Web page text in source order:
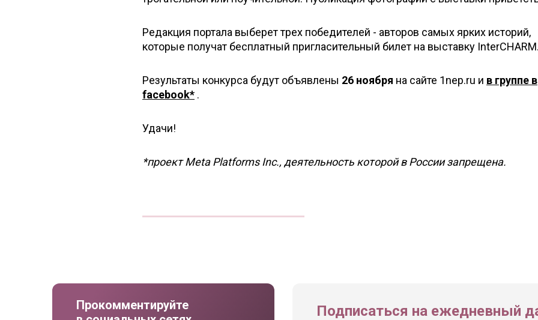
Редакция портала выберет трех победителей - авторов самых ярких историй,
которые получат бесплатный пригласительный билет на выставку
Результаты конкурса будут объявлены 26 ноября на сайте 1nep.ru и в группе в
facebook* .
Удачи!
*проект Meta Platforms Inc., деятельность которой в России запрещена.
Прокомментируйте
Подписаться на ежедневный